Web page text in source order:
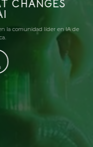
CHANGES
la comunidad líder en IA de